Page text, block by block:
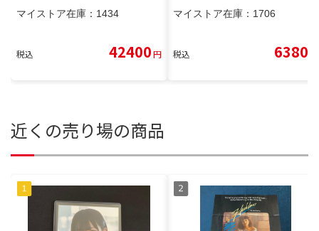
マイストア在庫： 1434
税込 42400円
マイストア在庫： 1706
税込 6380
近くの売り場の商品